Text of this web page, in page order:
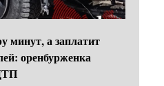
минут, а заплатит
оренбурженка